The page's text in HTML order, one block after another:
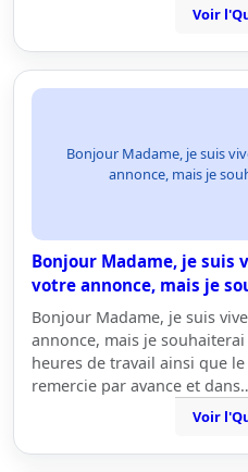
Voir
Bonjour Madame, je suis
annonce, mais je
Bonjour Madame, je suis
votre annonce, mais je
Bonjour Madame, je suis
annonce, mais je
heures de travail ainsi que
remercie par avance et
Voir